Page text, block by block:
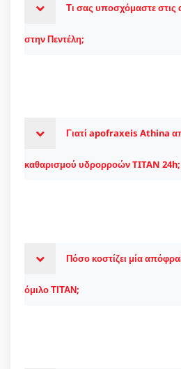
Τι σας υποσχόμαστε στις
στην Πεντέλη;
Γιατί apofraxeis Athina
καθαρισμού υδρορροών TITAN 24h;
Πόσο κοστίζει μία
όμιλο ΤΙΤΑΝ;